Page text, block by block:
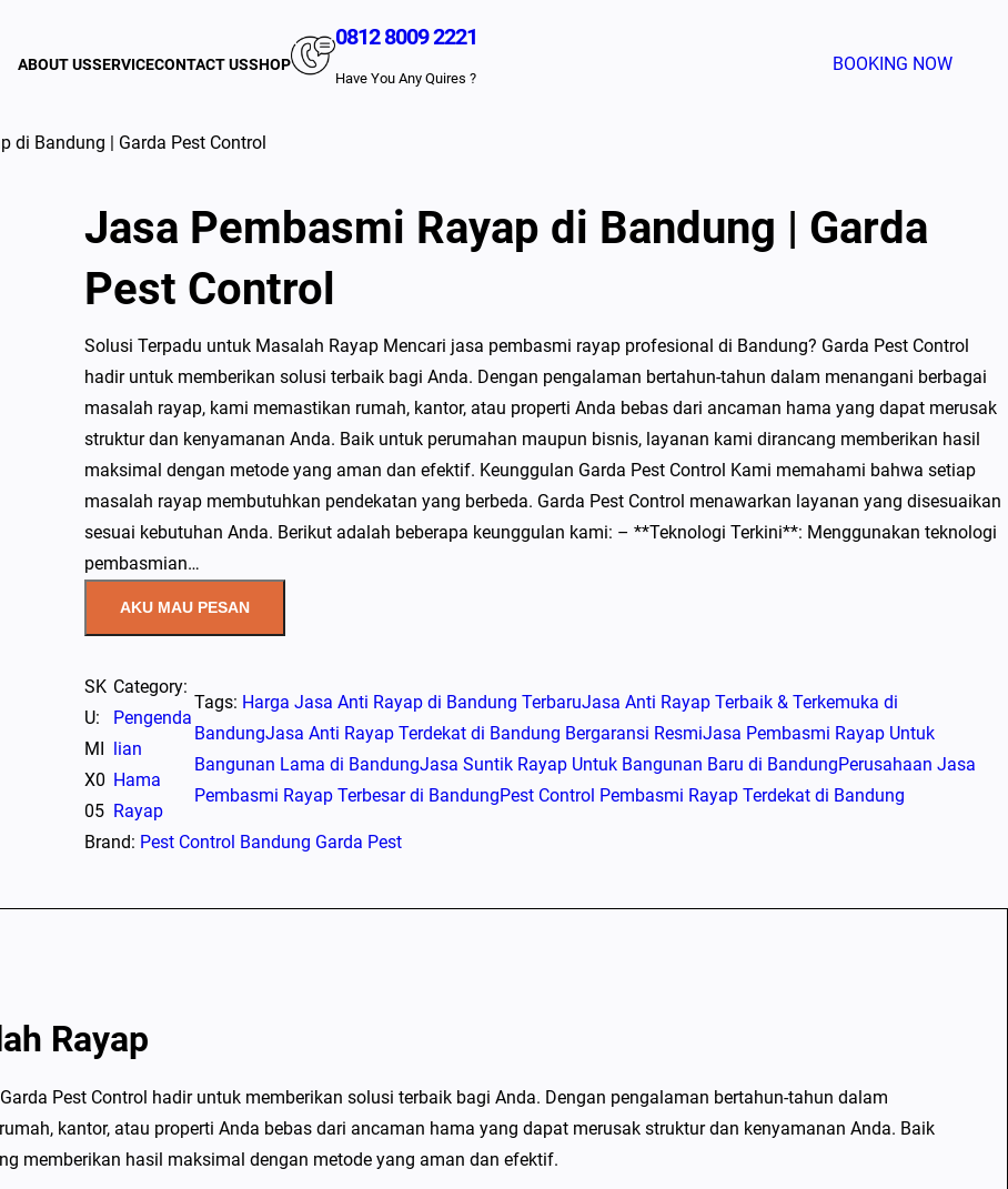
ABOUT USSERVICECONTACT USSHOP
0812 8009 2221
Have You Any Quires ?
BOOKING NOW
di Bandung | Garda Pest Control
Jasa Pembasmi Rayap di Bandung | Garda
Pest Control
Solusi Terpadu untuk Masalah Rayap Mencari jasa pembasmi rayap profesional di Bandung? Garda Pest Control
hadir untuk memberikan solusi terbaik bagi Anda. Dengan pengalaman bertahun-tahun dalam menangani berbagai
masalah rayap, kami memastikan rumah, kantor, atau properti Anda bebas dari ancaman hama yang dapat merusak
struktur dan kenyamanan Anda. Baik untuk perumahan maupun bisnis, layanan kami dirancang memberikan hasil
maksimal dengan metode yang aman dan efektif. Keunggulan Garda Pest Control Kami memahami bahwa setiap
masalah rayap membutuhkan pendekatan yang berbeda. Garda Pest Control menawarkan layanan yang disesuaikan
sesuai kebutuhan Anda. Berikut adalah beberapa keunggulan kami: – **Teknologi Terkini**: Menggunakan teknologi
pembasmian…
AKU MAU PESAN
SK
U:
MI
X0
05
Category:
Pengenda
lian
Hama
Rayap
Tags: Harga Jasa Anti Rayap di Bandung TerbaruJasa Anti Rayap Terbaik & Terkemuka di
BandungJasa Anti Rayap Terdekat di Bandung Bergaransi ResmiJasa Pembasmi Rayap Untuk
Bangunan Lama di BandungJasa Suntik Rayap Untuk Bangunan Baru di BandungPerusahaan Jasa
Pembasmi Rayap Terbesar di BandungPest Control Pembasmi Rayap Terdekat di Bandung
Brand: Pest Control Bandung Garda Pest
Rayap
Pest Control hadir untuk memberikan solusi terbaik bagi Anda. Dengan pengalaman bertahun-tahun dalam
kantor, atau properti Anda bebas dari ancaman hama yang dapat merusak struktur dan kenyamanan Anda. Baik
memberikan hasil maksimal dengan metode yang aman dan efektif.